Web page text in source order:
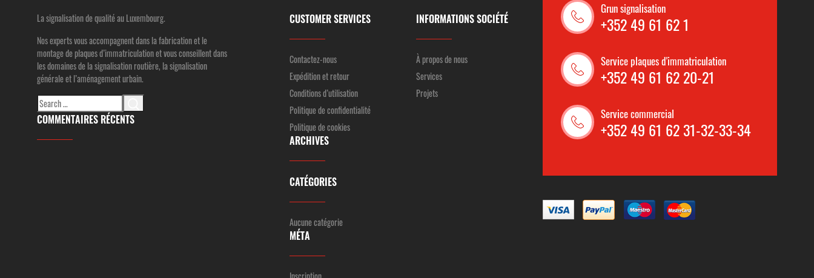
La signalisation de qualité au Luxembourg.
Nos experts vous accompagnent dans la fabrication et le
montage de plaques d’immatriculation et vous conseillent dans
les domaines de la signalisation routière, la signalisation
générale et l’aménagement urbain.
Search
for:
COMMENTAIRES RÉCENTS
CUSTOMER SERVICES
Contactez-nous
Expédition et retour
Conditions d’utilisation
Politique de confidentialité
Politique de cookies
ARCHIVES
CATÉGORIES
Aucune catégorie
MÉTA
INFORMATIONS SOCIÉTÉ
À propos de nous
Services
Projets
Grun signalisation
+352 49 61 62 1
Service plaques d'immatriculation
+352 49 61 62 20-21
Service commercial
+352 49 61 62 31-32-33-34